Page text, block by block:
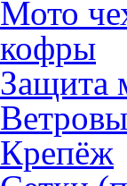
Мото
кофры
Защита
Крепёж